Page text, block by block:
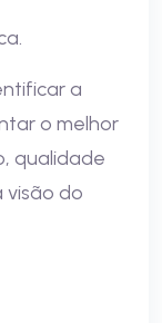
a
o melhor
qualidade
visão do